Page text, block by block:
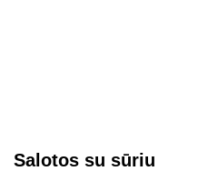
Salotos su sūriu